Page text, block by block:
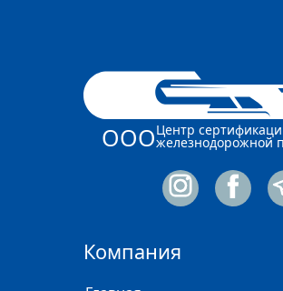
ОООЦентр
железнодорожной
Компания